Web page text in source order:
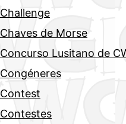
Challenge
Chaves de Morse
Concurso Lusitano de
Congéneres
Contest
Contestes